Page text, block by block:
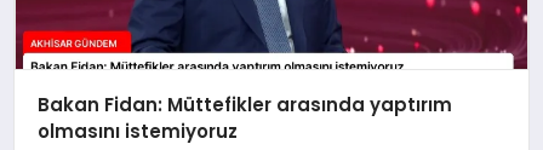
Bakan Fidan: Müttefikler arasında yaptırım
olmasını istemiyoruz